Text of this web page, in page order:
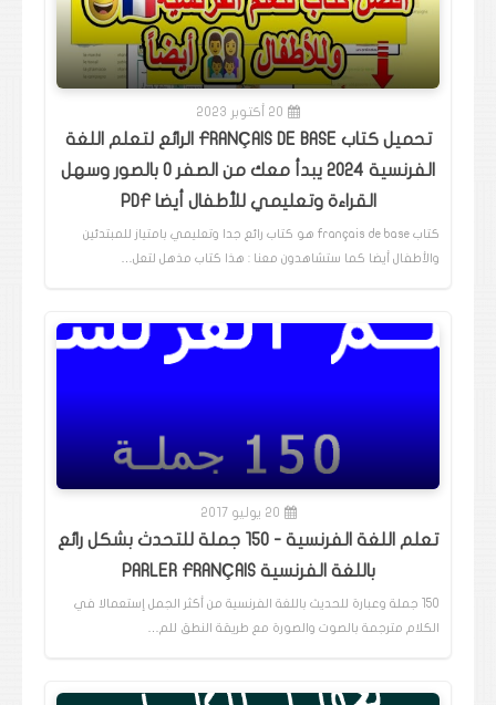
20 أكتوبر 2023
تحميل كتاب FRANÇAIS DE BASE الرائع لتعلم اللغة
الفرنسية 2024 يبدأ معك من الصفر 0 بالصور وسهل
القراءة وتعليمي للأطفال أيضا PDF
كتاب français de base هو كتاب رائع جدا وتعليمي بامتياز للمبتدئين
والأطفال أيضا كما ستشاهدون معنا : هذا كتاب مذهل لتعل…
20 يوليو 2017
تعلم اللغة الفرنسية - 150 جملة للتحدث بشكل رائع
باللغة الفرنسية PARLER FRANÇAIS
150 جملة وعبارة للحديث باللغة الفرنسية من أكثر الجمل إستعمالا في
الكلام مترجمة بالصوت والصورة مع طريقة النطق للم…